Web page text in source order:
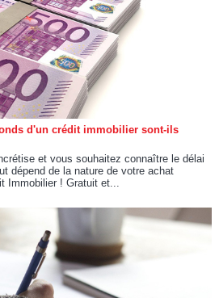
d'un crédit immobilier sont-ils
et vous souhaitez connaître le délai
dépend de la nature de votre achat
Immobilier ! Gratuit et...